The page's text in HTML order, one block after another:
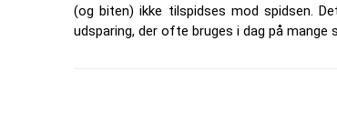
(og biten) ikke tilspidses mod spidsen.
udsparing, der ofte bruges i dag på mange